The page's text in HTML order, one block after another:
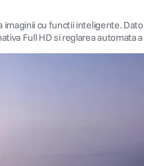
cu functii inteligente.
Full HD si reglarea